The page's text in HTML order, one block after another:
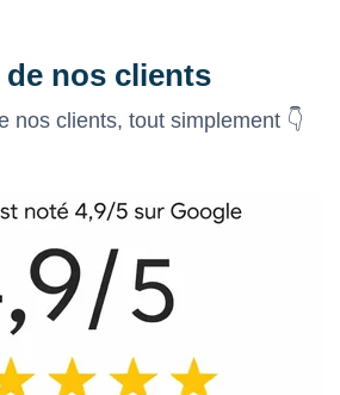
de nos clients
nos clients, tout simplement 👇